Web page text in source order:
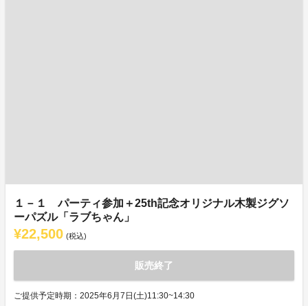
１－１ パーティ参加＋25th記念オリジナル木製ジグソ
ーパズル「ラブちゃん」
¥22,500 (税込)
販売終了
ご提供予定時期：2025年6月7日(土)11:30~14:30